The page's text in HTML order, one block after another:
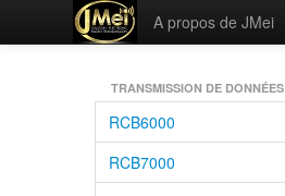
A propos de JMei
TRANSMISSION DE DONNÉES
RCB6000
RCB7000